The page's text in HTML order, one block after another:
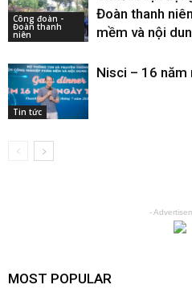
Công đoàn -
Đoàn thanh
niên
Đoàn thanh
mềm và nội
Tin tức
Nisci – 16
-
MOST POPULAR